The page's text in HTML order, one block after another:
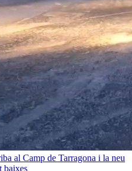
al Camp de Tarragona i la neu
baixes